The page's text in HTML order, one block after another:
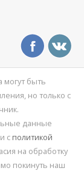
могут быть
но только с
данные
с политикой
на обработку
покинуть наш